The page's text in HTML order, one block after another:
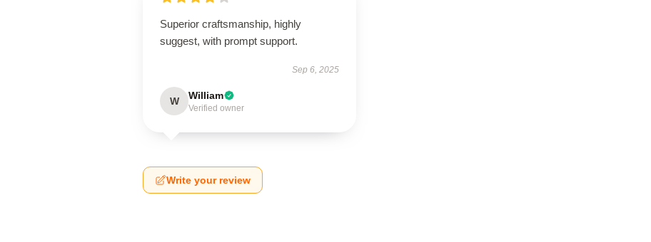
Superior craftsmanship, highly
suggest, with prompt support.
Sep 6, 2025
W William
Verified owner
Write your review